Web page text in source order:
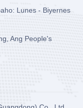
Lunes - Biyernes
Ang People's